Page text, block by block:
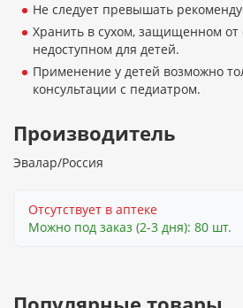
Не следует превышать
Хранить в сухом, защищенном от
недоступном для детей.
Применение у детей возможно
консультации с педиатром.
Производитель
Эвалар/Россия
Отсутствует в аптеке
Можно под заказ (2-3 дня): 80 шт.